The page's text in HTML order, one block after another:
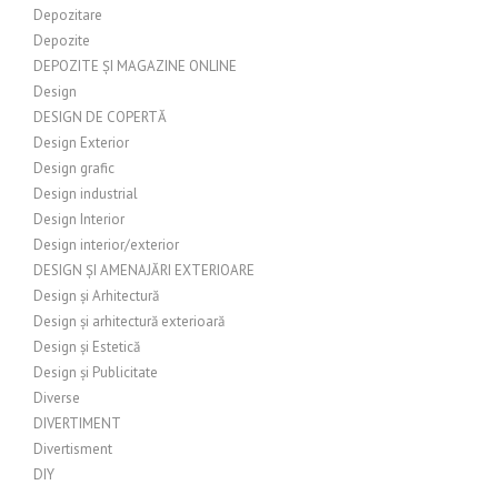
Depozitare
Depozite
DEPOZITE ȘI MAGAZINE ONLINE
Design
DESIGN DE COPERTĂ
Design Exterior
Design grafic
Design industrial
Design Interior
Design interior/exterior
DESIGN ȘI AMENAJĂRI EXTERIOARE
Design și Arhitectură
Design și arhitectură exterioară
Design și Estetică
Design și Publicitate
Diverse
DIVERTIMENT
Divertisment
DIY